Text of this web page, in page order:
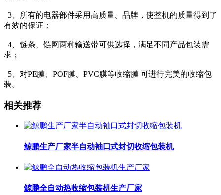
3、所有的电器部件采用高质量、品牌，使整机的质量得到了
有效的保证；
4、链条、链网两种输送带可供选择，满足不同产品包装需
求；
5、对PE膜、POF膜、PVC膜等收缩膜 可进行完美的收缩包
装。
相关推荐
鲸鹏生产厂家半自动袖口式封切收缩包装机
鲸鹏全自动热收缩包装机生产厂家